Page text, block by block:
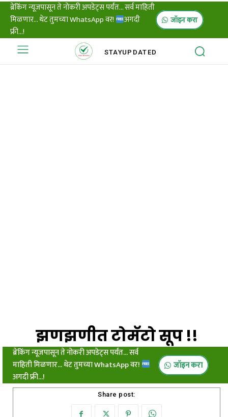
ब्रेकिंग न्यूजपासून ते नोकरी अपडेट्स पर्यंत... सर्व माहिती
मिळणार... थेट तुमच्या WhatsApp वर!
अगदी
फ्री...!
जॉइन करा
STAYUPDATED
झणझणीत टोमॅटो सूप !!
ब्रेकिंग न्यूजपासून ते नोकरी अपडेट्स पर्यंत... सर्व
माहिती मिळणार... थेट तुमच्या WhatsApp वर!
अगदी फ्री...!
जॉइन करा
Share post: